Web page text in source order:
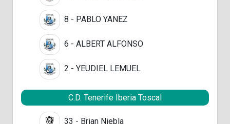
8 - PABLO YANEZ
6 - ALBERT ALFONSO
2 - YEUDIEL LEMUEL
C.D. Tenerife Iberia Toscal
33 - Brian Niebla